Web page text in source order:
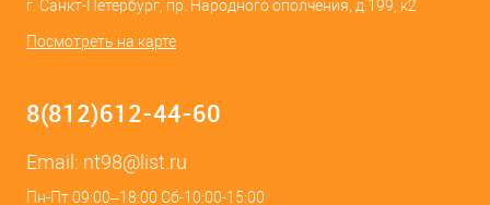
г. Санкт-Петербург, пр. Народного ополчения, д.199, к2
Посмотреть на карте
8(812)612-44-60
Email: nt98@list.ru
Пн-Пт 09:00–18:00 Сб-10:00-15:00